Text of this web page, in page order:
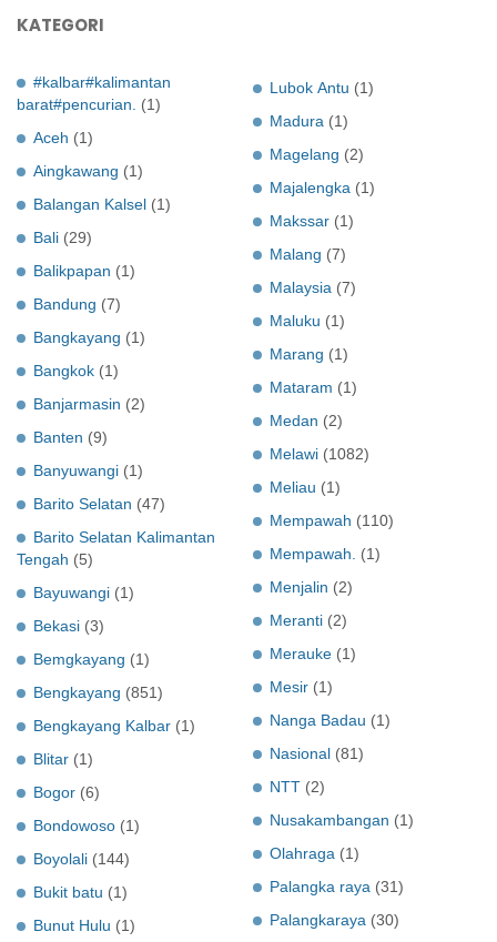
KATEGORI
#kalbar#kalimantan
barat#pencurian.
(1)
Aceh (1)
Aingkawang (1)
Balangan Kalsel (1)
Bali (29)
Balikpapan (1)
Bandung (7)
Bangkayang (1)
Bangkok (1)
Banjarmasin (2)
Banten (9)
Banyuwangi (1)
Barito Selatan (47)
Barito Selatan Kalimantan
Tengah (5)
Bayuwangi (1)
Bekasi (3)
Bemgkayang (1)
Bengkayang (851)
Bengkayang Kalbar (1)
Blitar (1)
Bogor (6)
Bondowoso (1)
Boyolali (144)
Bukit batu (1)
Bunut Hulu (1)
Lubok Antu (1)
Madura (1)
Magelang (2)
Majalengka (1)
Makssar (1)
Malang (7)
Malaysia (7)
Maluku (1)
Marang (1)
Mataram (1)
Medan (2)
Melawi (1082)
Meliau (1)
Mempawah (110)
Mempawah.
(1)
Menjalin (2)
Meranti (2)
Merauke (1)
Mesir (1)
Nanga Badau (1)
Nasional (81)
NTT (2)
Nusakambangan (1)
Olahraga (1)
Palangka raya (31)
Palangkaraya (30)